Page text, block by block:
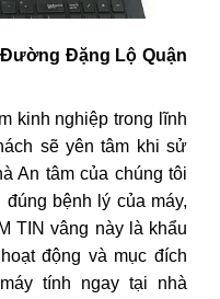
Đặng Lộ Quận
kinh nghiệp trong lĩnh
sẽ yên tâm khi sử
An tâm của chúng tôi
bệnh lý của máy,
TIN vâng này là khẩu
động và mục đích
tính ngay tại nhà